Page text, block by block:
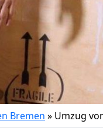
Bremen » Umzug